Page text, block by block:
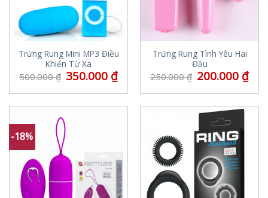
Trứng Rung Mini MP3 Điều
Khiển Từ Xa
500.000₫ 350.000 ₫
Trứng Rung Tình Yêu Hai
Đầu
250.000₫ 200.000 ₫
-18%